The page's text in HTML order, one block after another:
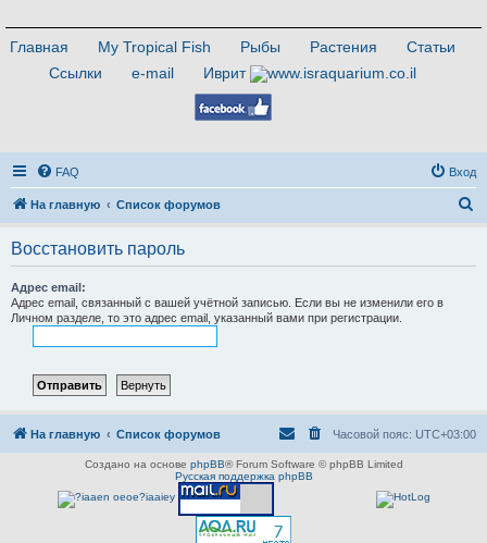
Главная My Tropical Fish Рыбы Растения
Статьи
Ссылки
e-mail Иврит
FAQ Вход
На главную Список форумов
Восстановить пароль
Адрес email:
Адрес email, связанный с вашей учётной записью. Если вы не изменили его в
Личном разделе, то это адрес email, указанный вами при регистрации.
На главную Список форумов Часовой пояс: UTC+03:00
Создано на основе phpBB® Forum Software © phpBB Limited
Русская поддержка phpBB